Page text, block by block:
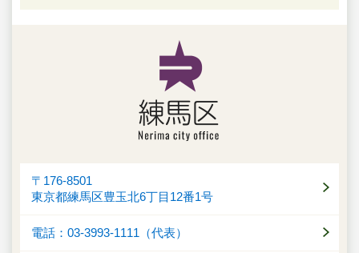
〒176-8501
東京都練馬区豊玉北6丁目12番1号
電話：03-3993-1111（代表）